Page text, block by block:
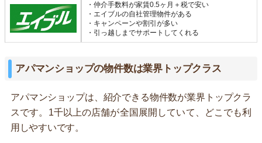
・仲介手数料が家賃0.5ヶ月＋税で安い
・エイブルの自社管理物件がある
・キャンペーンや割引が多い
・引っ越しまでサポートしてくれる
アパマンショップの物件数は業界トップクラス
アパマンショップは、紹介できる物件数が業界トップクラ
スです。1千以上の店舗が全国展開していて、どこでも利
用しやすいです。